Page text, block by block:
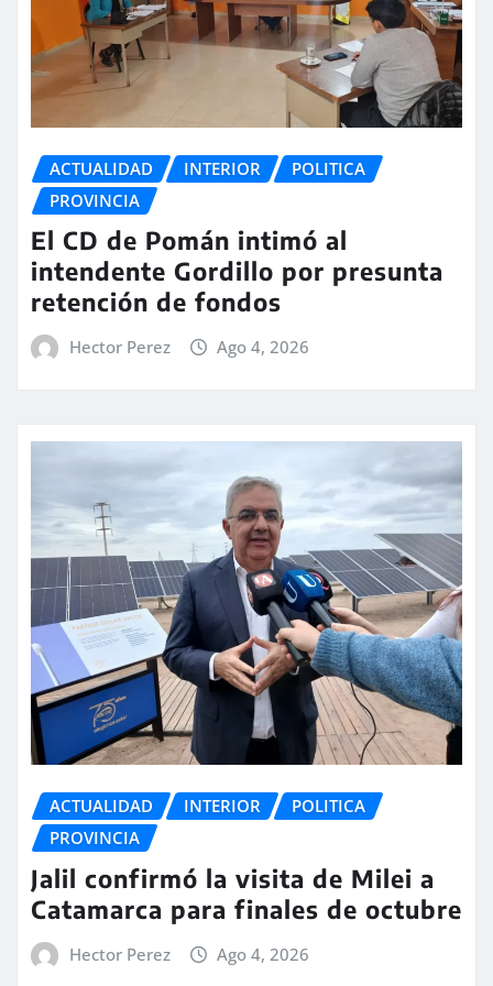
ACTUALIDAD INTERIOR
POLITICA
PROVINCIA
El CD de Pomán intimó al
intendente Gordillo por presunta
retención de fondos
Hector Perez Ago 4, 2026
ACTUALIDAD INTERIOR
POLITICA
PROVINCIA
Jalil confirmó la visita de Milei a
Catamarca para finales de octubre
Hector Perez Ago 4, 2026